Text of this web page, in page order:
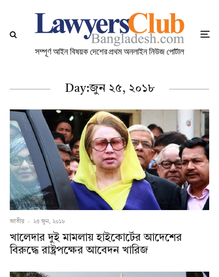
Day:জুন ২৫, ২০১৮
জাতীয় · ২৫ জুন, ২০১৮
খালেদার দুই মামলায় হাইকোর্টের আদেশের
বিরুদ্ধে রাষ্ট্রপক্ষের আবেদন খারিজ